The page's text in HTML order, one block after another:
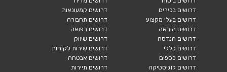
דרושים בכירים
דרושים בעלי מקצוע
דרושים הוראה
דרושים הנדסה
דרושים כללי
דרושים כספים
דרושים לוגיסטיקה
דרושים קמעונאות
דרושים תחבורה
דרושים רפואה
דרושים שיווק
דרושים שירות לקוחות
דרושים אבטחה
דרושים תיירות